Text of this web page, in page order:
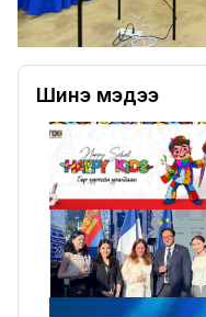
Шинэ мэдээ